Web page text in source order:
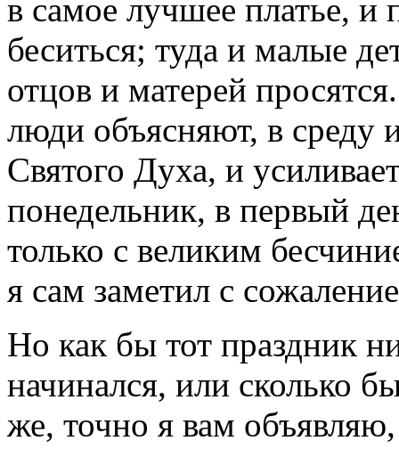
в самое лучшее платье,
беситься; туда и малые
отцов и матерей
люди объясняют, в среду
Святого Духа, и
понедельник, в первый
только с великим
я сам заметил с
Но как бы тот праздник
начинался, или сколько
же, точно я вам